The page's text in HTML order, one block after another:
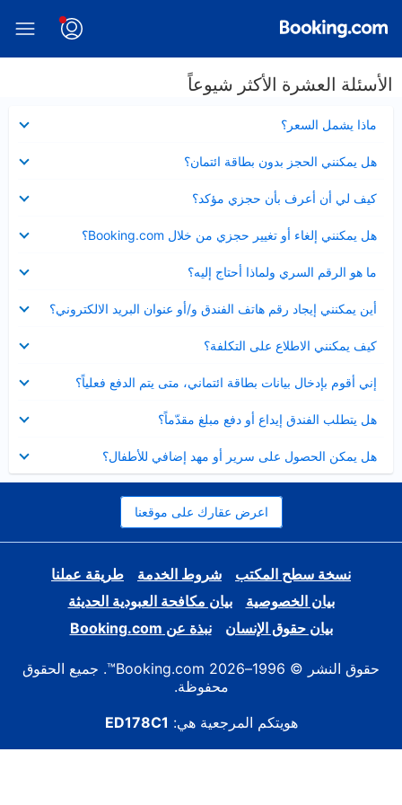
الأسئلة العشرة الأكثر شيوعاً
ماذا يشمل السعر؟
مصغر
هل يمكنني الحجز بدون بطاقة ائتمان؟
مصغر
كيف لي أن أعرف بأن حجزي مؤكد؟
مصغر
هل يمكنني إلغاء أو تغيير حجزي من خلال Booking.com؟
مصغر
ما هو الرقم السري ولماذا أحتاج إليه؟
مصغر
أين يمكنني إيجاد رقم هاتف الفندق و/أو عنوان البريد الالكتروني؟
عرض
مصغر
كيف يمكنني الاطلاع على التكلفة؟
مصغر
إني أقوم بإدخال بيانات بطاقة ائتماني، متى يتم الدفع فعلياً؟
مصغر
هل يتطلب الفندق إيداع أو دفع مبلغ مقدّماً؟
مصغر
هل يمكن الحصول على سرير أو مهد إضافي للأطفال؟
مصغر
اعرض عقارك على موقعنا
نسخة سطح المكتب شروط الخدمة
طريقة عملنا
بيان الخصوصية
بيان مكافحة العبودية الحديثة
بيان حقوق الإنسان
نبذة عن Booking.com
حقوق النشر © 1996–2026 Booking.com™. جميع الحقوق
محفوظة.
هويتكم المرجعية هي: ED178C1